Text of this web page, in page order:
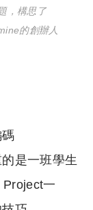
，構思了
的創辦人
是一班學生
一